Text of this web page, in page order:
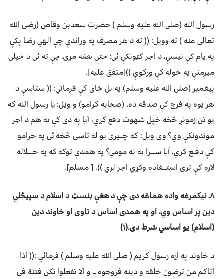
رسول الله (صلی الله علیه وسلم ) حضرت سعدبن وقاص (رضی الله
تعالی عنه ) ته وویل: (( ته د هر مصرف په وړاندې چې الهي رضا پکې
په پام کې نیسې، د اجر ګټونکې ئی؛ حتی هغه مړۍ چې ته ئی د خپلی
میرمنې په خوله کې ورکوې ))[متفق علیه].
پیغمبر (صلی الله علیه وسلم) په بل ځای کې فرمائي: (( ستاسې د
هر یوه په فرج کې صدقه ده، (صحابه کرامو) و ویل: یا رسول الله که
یو تن زمونږ څخه خپل شهوت دفع کړي، آیا په دی کې به هم د اجر
موندونکې وي؟ وی ویل: که چـــیری یو له تاسی څخه ئی په حرامو
کې دفــع کړي، آیا ســــزا به نه مومي؟ په همدې توګه که په حـــــلاله
لاره کې تری استــــفاده وکړي اجر لري )). [ مسلم].
۸ـ نیکمرغه واده هماغه دی چې د هغې بنسټ د اسلام د سپیڅلي
دین پر اساس وي، او په همدی اساس د ناوی او خاوند دین
(اسلام) یو اساسي شرط دی.(۱)
د خاوند په اړه رسول کریم ( صلی الله علیه وسلم ) فرمائي :(( اذا
اتاکم من ترضون خلقه و دینه فزوجوه ـــ و الا تفعلوا تکن فتنة فی